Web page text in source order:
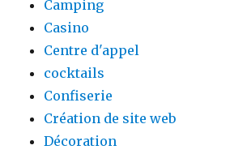
Camping
Casino
Centre d'appel
cocktails
Confiserie
Création de site web
Décoration